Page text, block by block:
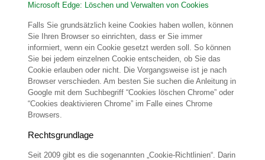
Microsoft Edge: Löschen und Verwalten von Cookies
Falls Sie grundsätzlich keine Cookies haben wollen, können
Sie Ihren Browser so einrichten, dass er Sie immer
informiert, wenn ein Cookie gesetzt werden soll. So können
Sie bei jedem einzelnen Cookie entscheiden, ob Sie das
Cookie erlauben oder nicht. Die Vorgangsweise ist je nach
Browser verschieden. Am besten Sie suchen die Anleitung in
Google mit dem Suchbegriff “Cookies löschen Chrome” oder
“Cookies deaktivieren Chrome” im Falle eines Chrome
Browsers.
Rechtsgrundlage
Seit 2009 gibt es die sogenannten „Cookie-Richtlinien“. Darin